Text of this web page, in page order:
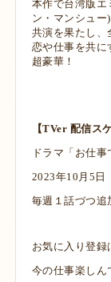
本作で台湾版エ
ン・マンシュ
共演を果たし、
恋や仕事を共に
超豪華！
【TVer 配信ス
ドラマ「お仕事
2023年10月5日
毎週１話づつ追
お気に入り登
今の仕事楽しん